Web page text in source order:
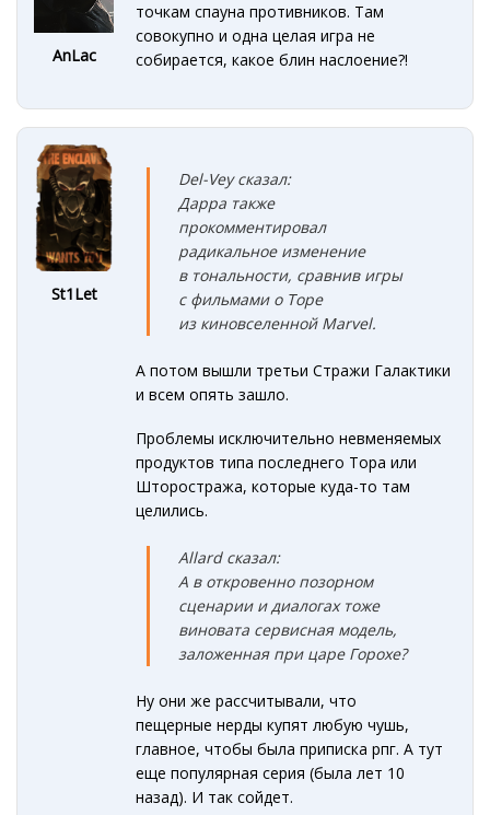
AnLac
точкам спауна противников. Там
совокупно и одна целая игра не
собирается, какое блин наслоение?!
St1Let
Del-Vey сказал:
Дарра также
прокомментировал
радикальное изменение
в тональности, сравнив игры
с фильмами о Торе
из киновселенной Marvel.
А потом вышли третьи Стражи Галактики
и всем опять зашло.
Проблемы исключительно невменяемых
продуктов типа последнего Тора или
Шторостража, которые куда-то там
целились.
Allard сказал:
А в откровенно позорном
сценарии и диалогах тоже
виновата сервисная модель,
заложенная при царе Горохе?
Ну они же рассчитывали, что
пещерные нерды купят любую чушь,
главное, чтобы была приписка рпг. А тут
еще популярная серия (была лет 10
назад). И так сойдет.